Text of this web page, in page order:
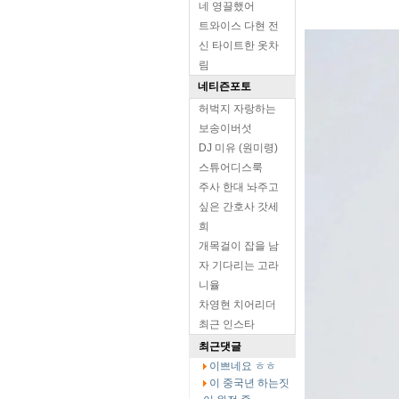
네 영끌했어
트와이스 다현 전
신 타이트한 옷차
림
네티즌포토
허벅지 자랑하는
보송이버섯
DJ 미유 (원미령)
스튜어디스룩
주사 한대 놔주고
싶은 간호사 갓세
희
개목걸이 잡을 남
자 기다리는 고라
니율
차영현 치어리더
최근 인스타
최근댓글
이쁘네요 ㅎㅎ
이 중국년 하는짓